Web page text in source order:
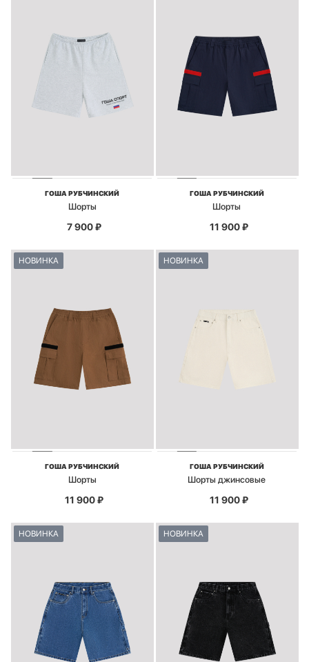
ГОША РУБЧИНСКИЙ
Шорты
7 900₽
ГОША РУБЧИНСКИЙ
Шорты
11 900₽
НОВИНКА
ГОША РУБЧИНСКИЙ
Шорты
11 900₽
НОВИНКА
ГОША РУБЧИНСКИЙ
Шорты джинсовые
11 900₽
НОВИНКА НОВИНКА